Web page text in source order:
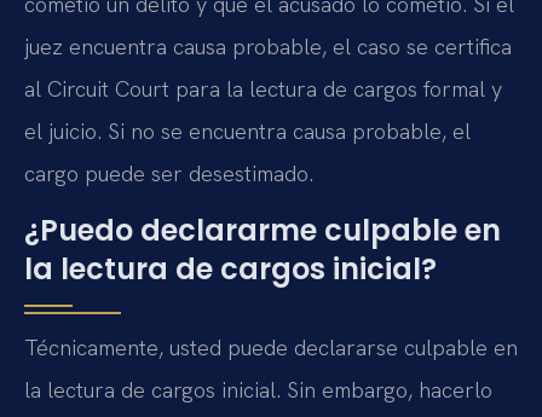
juez encuentra causa probable, el caso se certifica
al Circuit Court para la lectura de cargos formal y
el juicio. Si no se encuentra causa probable, el
cargo puede ser desestimado.
¿Puedo declararme culpable en
la lectura de cargos inicial?
Técnicamente, usted puede declararse culpable en
la lectura de cargos inicial. Sin embargo, hacerlo